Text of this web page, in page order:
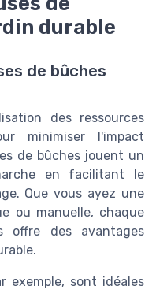
durable
de bûches
des ressources
minimiser l'impact
de bûches jouent un
en facilitant le
Que vous ayez une
ou manuelle, chaque
offre des avantages
exemple, sont idéales